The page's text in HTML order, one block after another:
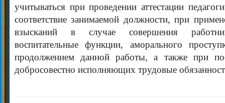
учитываться при проведении аттестации
соответствие занимаемой должности, при
взысканий в случае совершения
воспитательные функции, аморального
продолжением данной работы, а также при
добросовестно исполняющих трудовые